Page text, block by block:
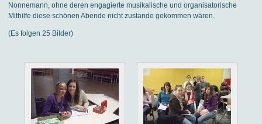
Nonnemann, ohne deren engagierte musikalische und organisatorische
Mithilfe diese schönen Abende nicht zustande gekommen wären.
(Es folgen 25 Bilder)